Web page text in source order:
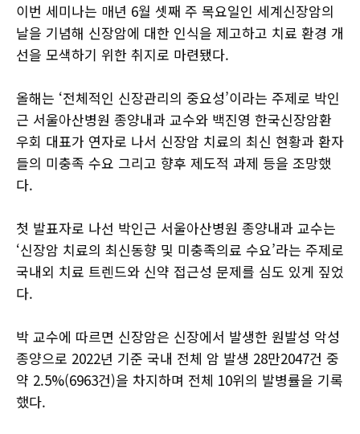
이번 세미나는 매년 6월 셋째 주 목요일인 세계신장암의
날을 기념해 신장암에 대한 인식을 제고하고 치료 환경 개
선을 모색하기 위한 취지로 마련됐다.
올해는 ‘전체적인 신장관리의 중요성’이라는 주제로 박인
근 서울아산병원 종양내과 교수와 백진영 한국신장암환
우회 대표가 연자로 나서 신장암 치료의 최신 현황과 환자
들의 미충족 수요 그리고 향후 제도적 과제 등을 조망했
다.
첫 발표자로 나선 박인근 서울아산병원 종양내과 교수는
‘신장암 치료의 최신동향 및 미충족의료 수요’라는 주제로
국내외 치료 트렌드와 신약 접근성 문제를 심도 있게 짚었
다.
박 교수에 따르면 신장암은 신장에서 발생한 원발성 악성
종양으로 2022년 기준 국내 전체 암 발생 28만2047건 중
약 2.5%(6963건)을 차지하며 전체 10위의 발병률을 기록
했다.